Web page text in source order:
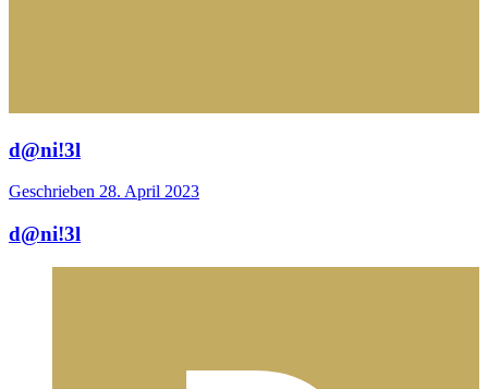
d@ni!3l
Geschrieben 28. April 2023
d@ni!3l